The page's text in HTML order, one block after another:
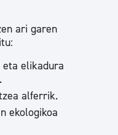
ari garen
elikadura
alferrik.
ekologikoa